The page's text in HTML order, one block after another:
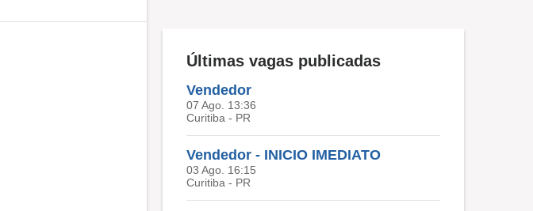
Últimas vagas publicadas
Vendedor
07 Ago. 13:36
Curitiba - PR
Vendedor - INICIO IMEDIATO
03 Ago. 16:15
Curitiba - PR